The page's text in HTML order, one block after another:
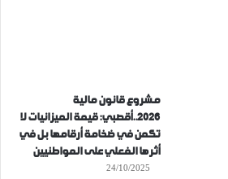
مشروع قانون مالية
2026..أقصبي: قيمة الميزانيات لا
تكمن في ضخامة أرقامها بل في
أثرها الفعلي على المواطنيين
24/10/2025